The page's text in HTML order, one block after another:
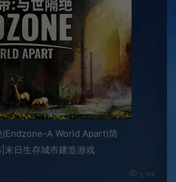
(Endzone-A World Apart)简
日生存城市建造游戏
3,764